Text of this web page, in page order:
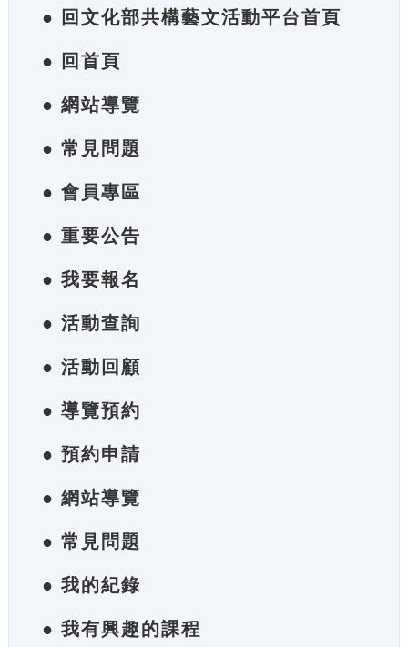
● 回文化部共構藝文活動平台首頁
● 回首頁
● 網站導覽
● 常見問題
● 會員專區
● 重要公告
● 我要報名
● 活動查詢
● 活動回顧
● 導覽預約
● 預約申請
● 網站導覽
● 常見問題
● 我的紀錄
● 我有興趣的課程